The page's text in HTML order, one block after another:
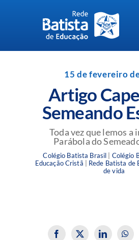
Perguntas Frequentes
15 de fevereiro
Artigo
Semeando
Toda vez que lemos a
Parábola do
Colégio Batista Brasil Colégio
Educação Cristã
Rede Batista de
de vida